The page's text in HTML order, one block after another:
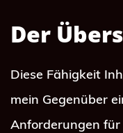
Der
Diese Fähigkeit
mein Gegenüber
Anforderungen